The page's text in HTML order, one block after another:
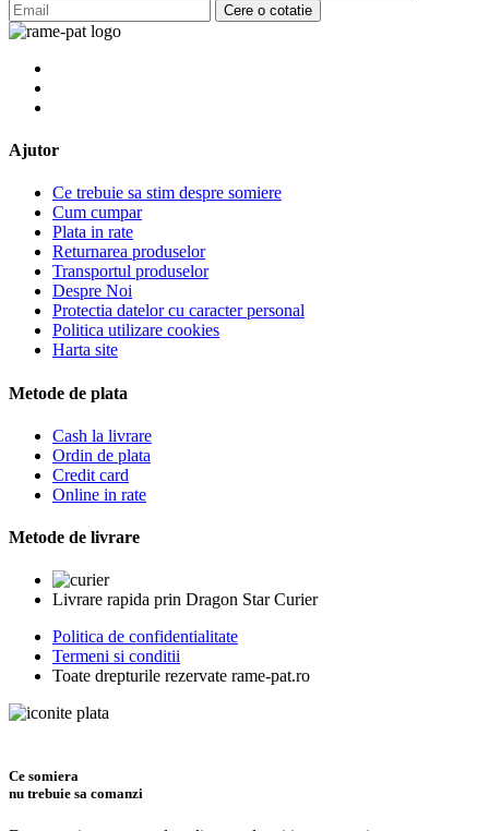
Cere o cotatie
Ajutor
Ce trebuie sa stim despre somiere
Cum cumpar
Plata in rate
Returnarea produselor
Transportul produselor
Despre Noi
Protectia datelor cu caracter personal
Politica utilizare cookies
Harta site
Metode de plata
Cash la livrare
Ordin de plata
Credit card
Online in rate
Metode de livrare
Livrare rapida prin Dragon Star Curier
Politica de confidentialitate
Termeni si conditii
Toate drepturile rezervate rame-pat.ro
Ce somiera
nu trebuie sa comanzi